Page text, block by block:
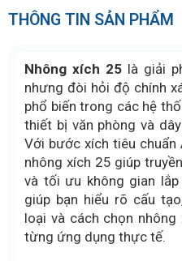
THÔNG TIN SẢN PHẨM
Nhông xích 25 là giải
nhưng đòi hỏi độ chính
phổ biến trong các hệ
thiết bị văn phòng và
Với bước xích tiêu chuẩn
nhông xích 25 giúp
và tối ưu không gian
giúp bạn hiểu rõ cấu
loại và cách chọn
từng ứng dụng thực tế.